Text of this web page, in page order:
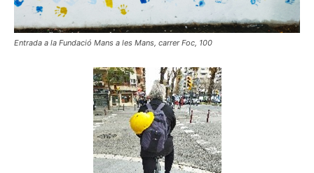
Entrada a la Fundació Mans a les Mans, carrer Foc, 100